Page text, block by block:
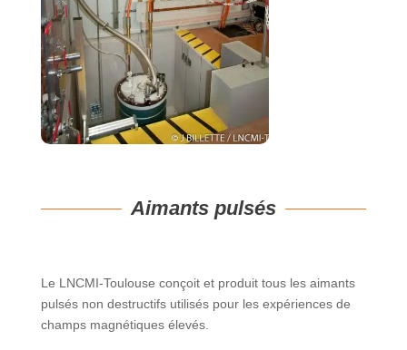
Aimants pulsés
Le LNCMI-Toulouse conçoit et produit tous les aimants
pulsés non destructifs utilisés pour les expériences de
champs magnétiques élevés.